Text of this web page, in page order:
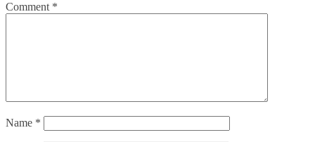
Comment *
Name *